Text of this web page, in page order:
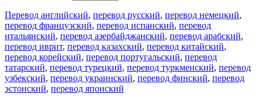
Перевод английский, перевод русский, перевод немецкий,
перевод французский, перевод испанский, перевод
итальянский, перевод азербайджанский, перевод арабский,
перевод иврит, перевод казахский, перевод китайский,
перевод корейский, перевод португальский, перевод
татарский, перевод турецкий, перевод туркменский, перевод
узбекский, перевод украинский, перевод финский, перевод
эстонский, перевод японский